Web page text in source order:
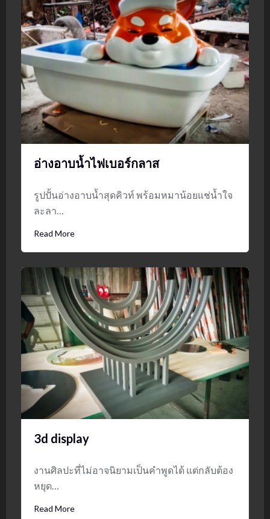
อ่างอาบน้ำไฟเบอร์กลาส
รูปปั้นอ่างอาบน้ำสุดคิวท์ พร้อมหมาน้อยแช่น้ำใจ
ละลา…
Read More
3d display
งานศิลปะที่ไม่อาจนิยามเป็นคำพูดได้ แต่กลับต้อง
หยุด…
Read More